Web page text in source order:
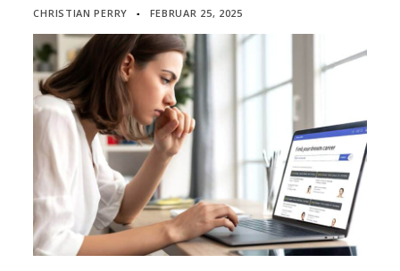
CHRISTIAN PERRY ▪ FEBRUAR 25, 2025